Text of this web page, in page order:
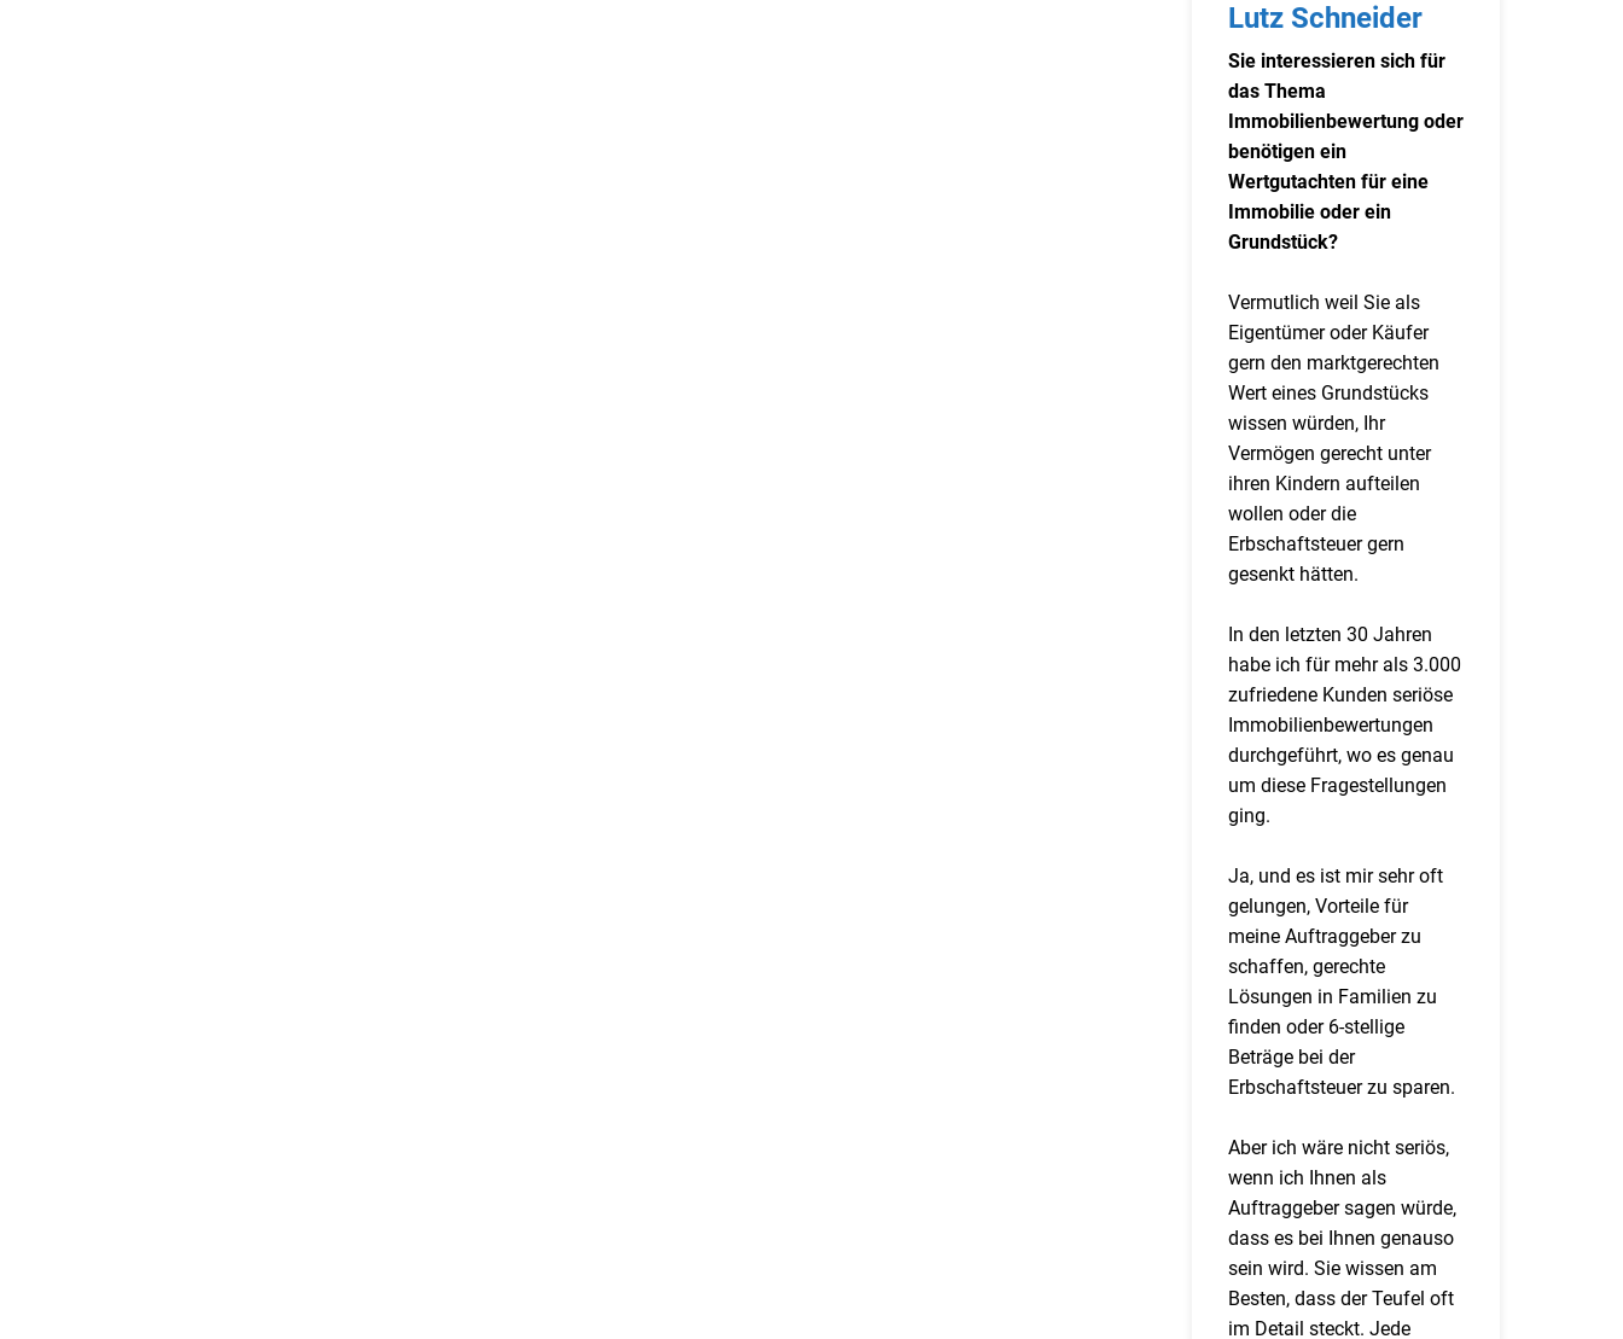
Lutz Schneider
Sie interessieren sich für
das Thema
Immobilienbewertung oder
benötigen ein
Wertgutachten für eine
Immobilie oder ein
Grundstück?
Vermutlich weil Sie als
Eigentümer oder Käufer
gern den marktgerechten
Wert eines Grundstücks
wissen würden, Ihr
Vermögen gerecht unter
ihren Kindern aufteilen
wollen oder die
Erbschaftsteuer gern
gesenkt hätten.
In den letzten 30 Jahren
habe ich für mehr als 3.000
zufriedene Kunden seriöse
Immobilienbewertungen
durchgeführt, wo es genau
um diese Fragestellungen
ging.
Ja, und es ist mir sehr oft
gelungen, Vorteile für
meine Auftraggeber zu
schaffen, gerechte
Lösungen in Familien zu
finden oder 6-stellige
Beträge bei der
Erbschaftsteuer zu sparen.
Aber ich wäre nicht seriös,
wenn ich Ihnen als
Auftraggeber sagen würde,
dass es bei Ihnen genauso
sein wird. Sie wissen am
Besten, dass der Teufel oft
im Detail steckt. Jede